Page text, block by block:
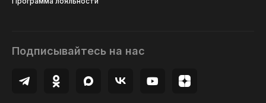
Подписывайтесь на нас